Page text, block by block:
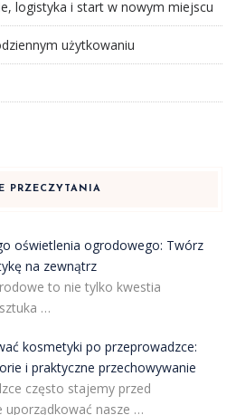
logistyka i start w nowym miejscu
użytkowaniu
PRZECZYTANIA
oświetlenia ogrodowego: Twórz
na zewnątrz
to nie tylko kwestia
…
kosmetyki po przeprowadzce:
i praktyczne przechowywanie
często stajemy przed
uporządkować nasze …